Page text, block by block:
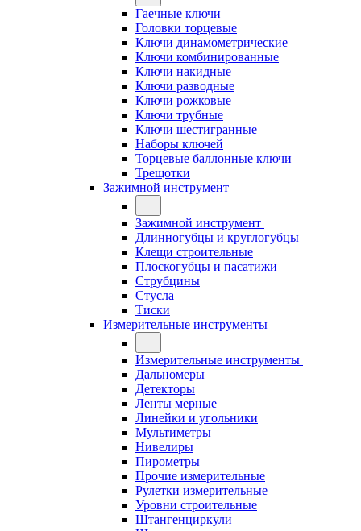
Гаечные ключи
Головки торцевые
Ключи динамометрические
Ключи комбинированные
Ключи накидные
Ключи разводные
Ключи рожковые
Ключи трубные
Ключи шестигранные
Наборы ключей
Торцевые баллонные ключи
Трещотки
Зажимной инструмент
Зажимной инструмент
Длинногубцы и круглогубцы
Клещи строительные
Плоскогубцы и пасатижи
Струбцины
Стусла
Тиски
Измерительные инструменты
Измерительные инструменты
Дальномеры
Детекторы
Ленты мерные
Линейки и угольники
Мультиметры
Нивелиры
Пирометры
Прочие измерительные
Рулетки измерительные
Уровни строительные
Штангенциркули